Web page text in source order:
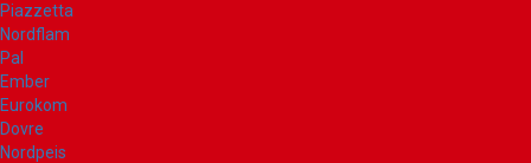
Piazzetta
Nordflam
Pal
Ember
Eurokom
Dovre
Nordpeis